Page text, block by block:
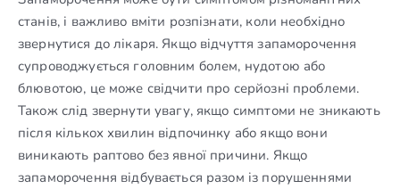
станів, і важливо вміти розпізнати, коли необхідно
звернутися до лікаря. Якщо відчуття запаморочення
супроводжується головним болем, нудотою або
блювотою, це може свідчити про серйозні проблеми.
Також слід звернути увагу, якщо симптоми не зникають
після кількох хвилин відпочинку або якщо вони
виникають раптово без явної причини. Якщо
запаморочення відбувається разом із порушеннями